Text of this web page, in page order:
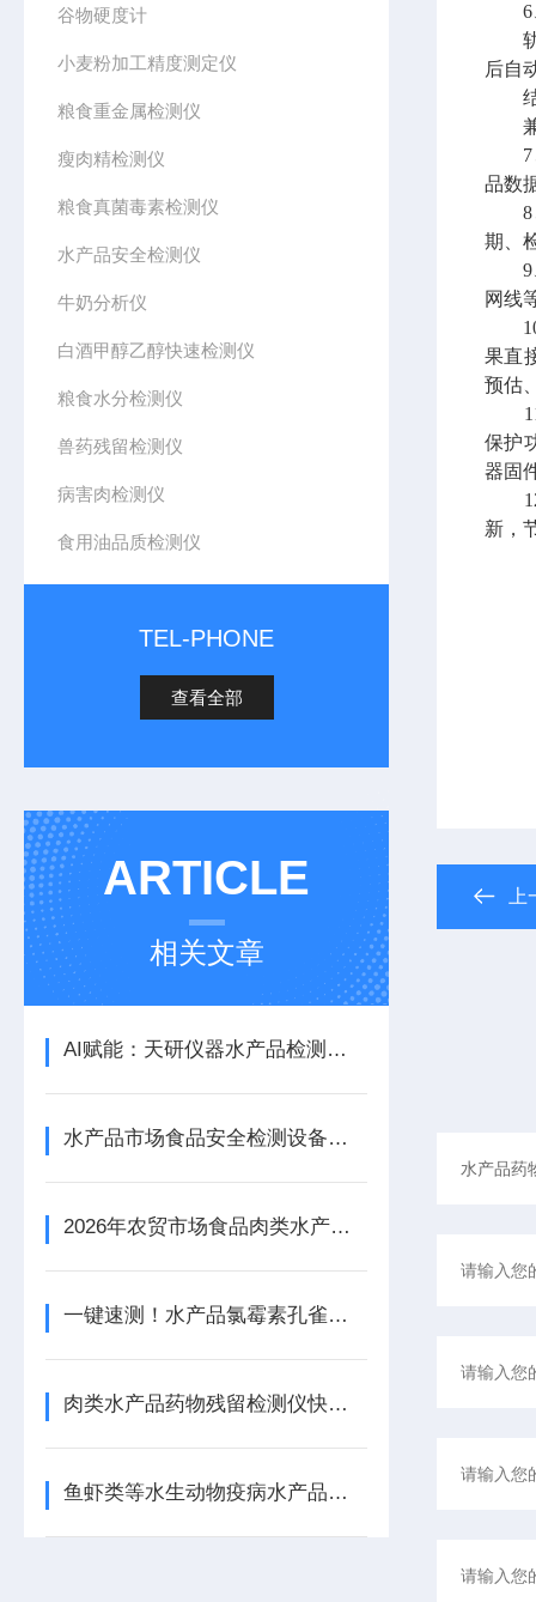
谷物硬度计
小麦粉加工精度测定仪
粮食重金属检测仪
瘦肉精检测仪
粮食真菌毒素检测仪
水产品安全检测仪
牛奶分析仪
白酒甲醇乙醇快速检测仪
粮食水分检测仪
兽药残留检测仪
病害肉检测仪
食用油品质检测仪
TEL-PHONE
查看全部
ARTICLE
相关文章
AI赋能：天研仪器水产品检测仪引-领水产品质量检测革新
水产品市场食品安全检测设备采购指南
2026年农贸市场食品肉类水产品安全快检设备采购项目清单
一键速测！水产品氯霉素孔雀石绿检测仪筑牢水产品质量安全网
肉类水产品药物残留检测仪快速筛查瘦肉精、抗生素残留
鱼虾类等水生动物疫病水产品质量安全检测仪守护水产健康的
6、
轨
后自
结
兼
7、
品数
8、
期、
9、
网线
10
果直
预估
11
保护
器固
12
新，